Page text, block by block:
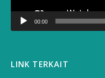
00:00
LINK TERKAIT